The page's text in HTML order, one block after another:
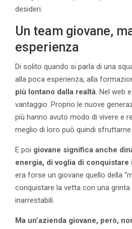
desideri.
Un team giovane,
esperienza
Di solito quando si parla di una
alla poca esperienza, alla
più lontano dalla realtà. Nel web
vantaggio. Proprio le nuove
più hanno avuto modo di vivere e
meglio di loro può quindi
E poi giovane significa anche
energia, di voglia di conquistare
era forse un giovane quello della
conquistare la vetta con una grinta
inarrestabili.
Ma un’azienda giovane, però,